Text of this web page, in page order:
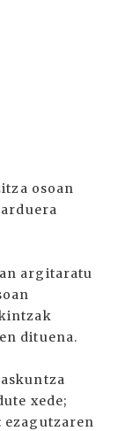
osoan
argitaratu
dituena.
xede;